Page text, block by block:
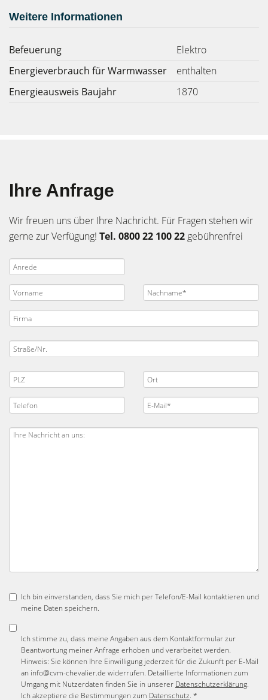
Weitere Informationen
Befeuerung
Elektro
Energieverbrauch für Warmwasser
enthalten
Energieausweis Baujahr
1870
Ihre Anfrage
Wir freuen uns über Ihre Nachricht. Für Fragen stehen wir
gerne zur Verfügung! Tel. 0800 22 100 22 gebührenfrei
Ich bin einverstanden, dass Sie mich per Telefon/E-Mail kontaktieren und
meine Daten speichern.
Ich stimme zu, dass meine Angaben aus dem Kontaktformular zur
Beantwortung meiner Anfrage erhoben und verarbeitet werden.
Hinweis: Sie können Ihre Einwilligung jederzeit für die Zukunft per E-Mail
an info@cvm-chevalier.de widerrufen. Detaillierte Informationen zum
Umgang mit Nutzerdaten finden Sie in unserer Datenschutzerklärung.
Ich akzeptiere die Bestimmungen zum Datenschutz. *